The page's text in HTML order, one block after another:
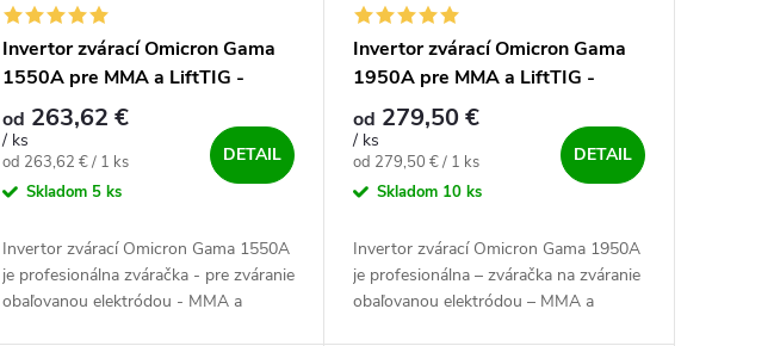
Invertor zvárací Omicron Gama
1550A pre MMA a LiftTIG -
výhodný SET
od 263,62 €
/ ks
Jednotková cena:
od 263,62 € / 1 ks
Skladom 5 ks
DETAIL
Invertor zvárací Omicron Gama 1550A
je profesionálna zváračka - pre zváranie
obaľovanou elektródou - MMA a
Invertor zvárací Omicron Gama
1950A pre MMA a LiftTIG -
výhodný SET
od 279,50 €
/ ks
Jednotková cena:
od 279,50 € / 1 ks
Skladom 10 ks
DETAIL
Invertor zvárací Omicron Gama 1950A
je profesionálna – zváračka na zváranie
obaľovanou elektródou – MMA a